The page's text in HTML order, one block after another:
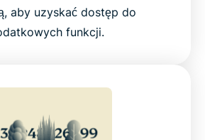
aby uzyskać dostęp do
funkcji.